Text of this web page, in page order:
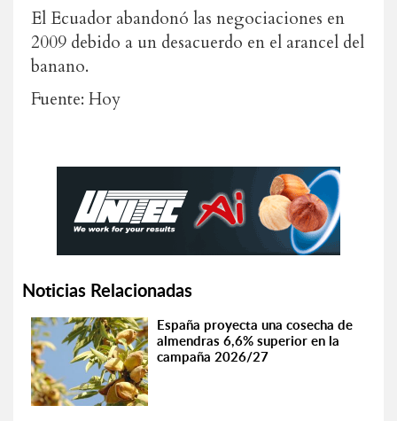
El Ecuador abandonó las negociaciones en
2009 debido a un desacuerdo en el arancel del
banano.
Fuente: Hoy
Noticias Relacionadas
España proyecta una cosecha de
almendras 6,6% superior en la
campaña 2026/27